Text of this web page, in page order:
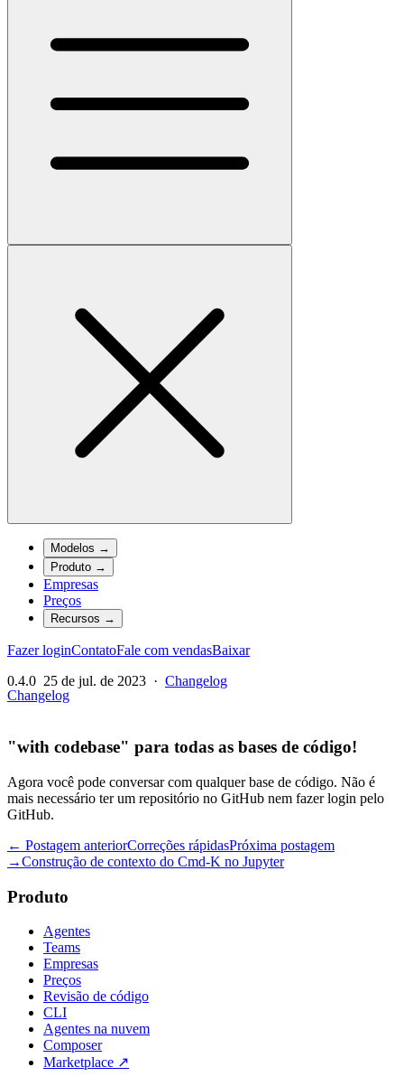
Modelos →
Produto →
Empresas
Preços
Recursos →
Fazer loginContatoFale com vendasBaixar
0.4.0 25 de jul. de 2023 · Changelog
Changelog
"with codebase" para todas as bases de código!
Agora você pode conversar com qualquer base de código. Não é
mais necessário ter um repositório no GitHub nem fazer login pelo
GitHub.
← Postagem anteriorCorreções rápidasPróxima postagem
→Construção de contexto do Cmd-K no Jupyter
Produto
Agentes
Teams
Empresas
Preços
Revisão de código
CLI
Agentes na nuvem
Composer
Marketplace ↗